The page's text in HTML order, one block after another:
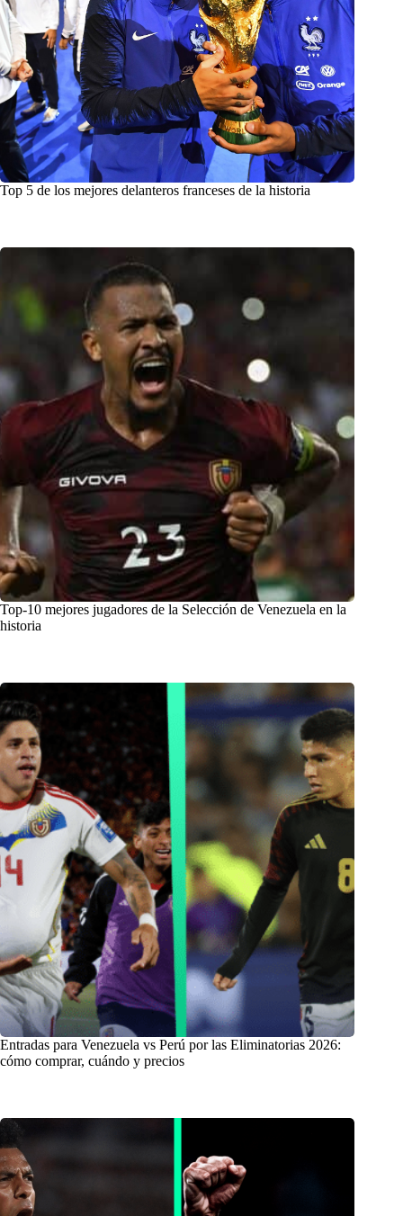
Top 5 de los mejores delanteros franceses de la historia
Top-10 mejores jugadores de la Selección de Venezuela en la
historia
Entradas para Venezuela vs Perú por las Eliminatorias 2026:
cómo comprar, cuándo y precios